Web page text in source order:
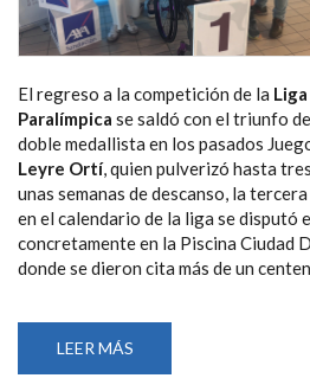
El regreso a la competición de la
Paralímpica se saldó con el triunfo de
doble medallista en los pasados
Leyre Ortí, quien pulverizó hasta
unas semanas de descanso, la
en el calendario de la liga se disputó
concretamente en la Piscina Ciudad
donde se dieron cita más de un
LEER MÁS
ALHAMBRA,